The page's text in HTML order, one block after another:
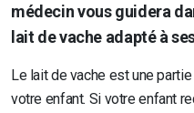
médecin vous guidera
lait de vache adapté à
Le lait de vache est une
votre enfant. Si votre enfant